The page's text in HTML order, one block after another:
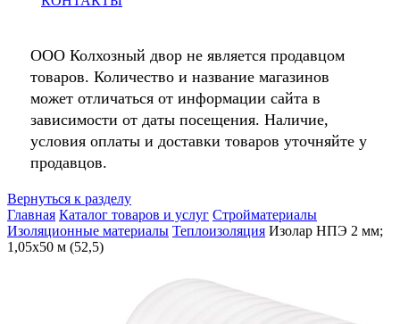
ООО Колхозный двор не является продавцом
товаров. Количество и название магазинов
может отличаться от информации сайта в
зависимости от даты посещения. Наличие,
условия оплаты и доставки товаров уточняйте у
продавцов.
Вернуться к разделу
Главная Каталог товаров и услуг Стройматериалы
Изоляционные материалы Теплоизоляция Изолар НПЭ 2 мм;
1,05х50 м (52,5)